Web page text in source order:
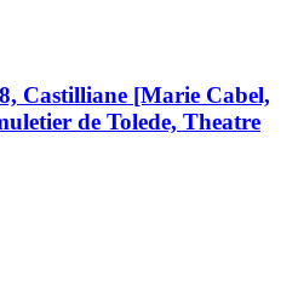
Castilliane [Marie Cabel,
de Tolede, Theatre